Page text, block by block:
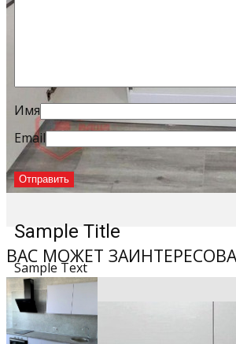
Sample Title
Sample Text
Имя
Email
ВАС МОЖЕТ